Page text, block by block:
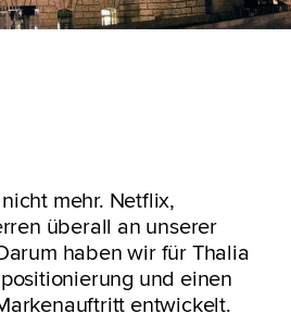
mehr. Netflix,
überall an unserer
haben wir für Thalia
und einen
entwickelt.